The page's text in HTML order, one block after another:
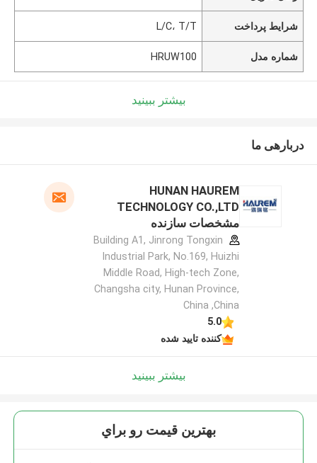
شرایط پرداخت L/C، T/T
شماره مدل HRUW100
بیشتر ببینید
دربارهی ما
HUNAN HAUREM
TECHNOLOGY CO.,LTD
مشخصات سازنده
Building A1, Jinrong Tongxin
Industrial Park, No.169, Huizhi
Middle Road, High-tech Zone,
Changsha city, Hunan Province,
China ,China
5.0
کننده تایید شده
بیشتر ببینید
بهترين قيمت رو براي